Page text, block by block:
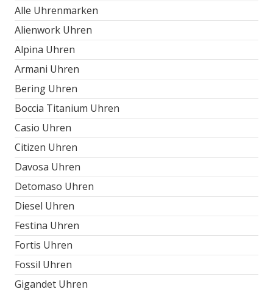
Alle Uhrenmarken
Alienwork Uhren
Alpina Uhren
Armani Uhren
Bering Uhren
Boccia Titanium Uhren
Casio Uhren
Citizen Uhren
Davosa Uhren
Detomaso Uhren
Diesel Uhren
Festina Uhren
Fortis Uhren
Fossil Uhren
Gigandet Uhren